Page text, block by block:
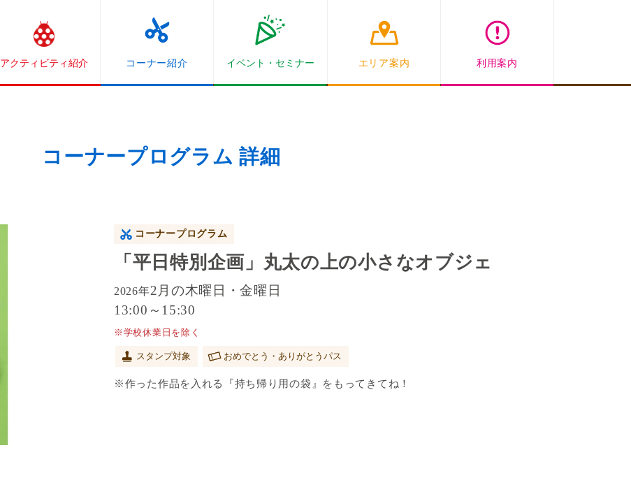
アクティビティ紹介 コーナー紹介 イベント・ セミナー エリア案内 利用案内
コーナープログラム 詳細
コーナープログラム
「平日特別企画」丸太の上の小さなオブジェ
2026年2月の木曜日・金曜日
13:00～15:30
※学校休業日を除く
スタンプ対象 おめでとう・ありがとうパス
※作った作品を入れる『持ち帰り用の袋』をもってきてね！